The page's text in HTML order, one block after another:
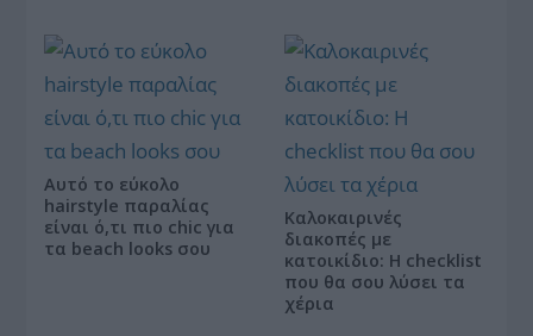
Αυτό το εύκολο
hairstyle παραλίας
είναι ό,τι πιο chic για
τα beach looks σου
Καλοκαιρινές
διακοπές με
κατοικίδιο: Η checklist
που θα σου λύσει τα
χέρια